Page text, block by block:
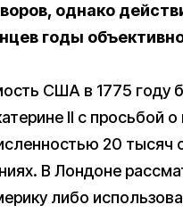
однако
годы
США в 1775 году
II с просьбой
20
В Лондоне
либо